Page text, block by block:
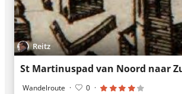
Reitz
Wandelroute · 0 ·